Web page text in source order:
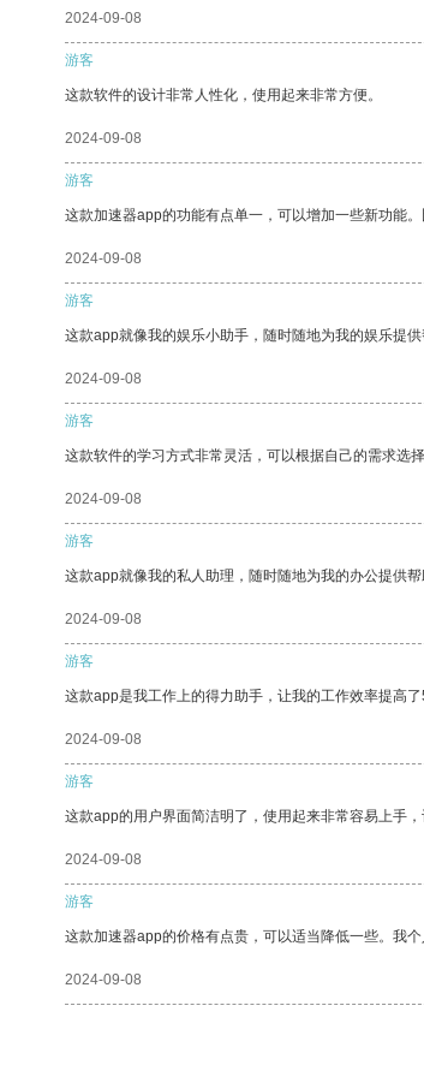
2024-09-08
游客
这款软件的设计非常人性化，使用起来非常方便。
2024-09-08
游客
这款加速器app的功能有点单一，可以增加一些新功能
2024-09-08
游客
这款app就像我的娱乐小助手，随时随地为我的娱乐提供
2024-09-08
游客
这款软件的学习方式非常灵活，可以根据自己的需求选择
2024-09-08
游客
这款app就像我的私人助理，随时随地为我的办公提供
2024-09-08
游客
这款app是我工作上的得力助手，让我的工作效率提高
2024-09-08
游客
这款app的用户界面简洁明了，使用起来非常容易上手
2024-09-08
游客
这款加速器app的价格有点贵，可以适当降低一些。我
2024-09-08